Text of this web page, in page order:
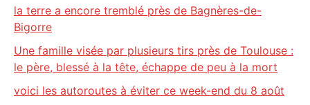
la terre a encore tremblé près de Bagnères-de-
Bigorre
Une famille visée par plusieurs tirs près de Toulouse :
le père, blessé à la tête, échappe de peu à la mort
voici les autoroutes à éviter ce week-end du 8 août